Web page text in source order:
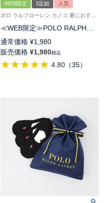
WEB限定 3足組
人気
≪WEB限定≫POLO RALPH
LAUREN さらっと快適鹿の子編
みのスニーカー丈ソックス 【3
足セット】 ワンポイント メン
ズ レディース 92022800
通常価格 ¥1,980
販売価格 ¥1,980税込
4.80 （35）